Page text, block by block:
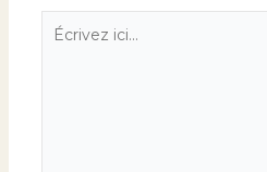
Écrivez
ici…